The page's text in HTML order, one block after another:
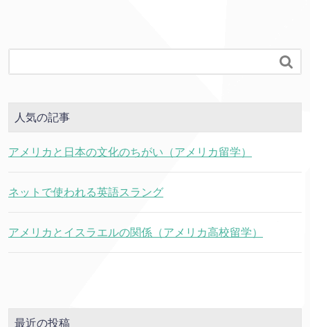

人気の記事
アメリカと日本の文化のちがい（アメリカ留学）
ネットで使われる英語スラング
アメリカとイスラエルの関係（アメリカ高校留学）
最近の投稿